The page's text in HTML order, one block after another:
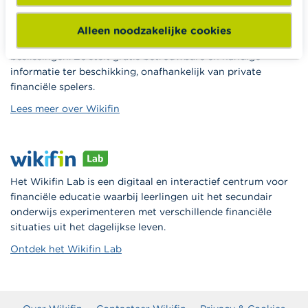
Alleen noodzakelijke cookies
beslissingen. Ze stelt gratis betrouwbare en handige
informatie ter beschikking, onafhankelijk van private
financiële spelers.
Lees meer over Wikifin
Het Wikifin Lab is een digitaal en interactief centrum voor
financiële educatie waarbij leerlingen uit het secundair
onderwijs experimenteren met verschillende financiële
situaties uit het dagelijkse leven.
Ontdek het Wikifin Lab